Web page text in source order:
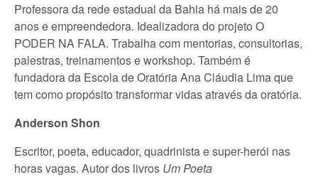
Professora da rede estadual da Bahia há mais de 20
anos e empreendedora. Idealizadora do projeto O
PODER NA FALA. Trabalha com mentorias, consultorias,
palestras, treinamentos e workshop. Também é
fundadora da Escola de Oratória Ana Cláudia Lima que
tem como propósito transformar vidas através da oratória.
Anderson Shon
Escritor, poeta, educador, quadrinista e super-herói nas
horas vagas. Autor dos livros Um Poeta